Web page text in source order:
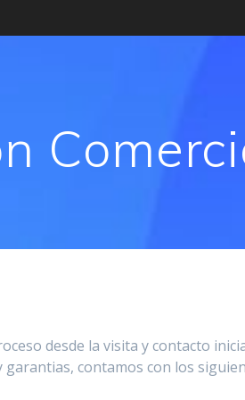
desde la visita y contacto
contamos con los